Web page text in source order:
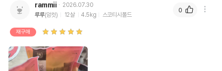
rammii
2026.07.30
루루(암컷) 12살 4.5kg 스코티시폴드
재구매
0